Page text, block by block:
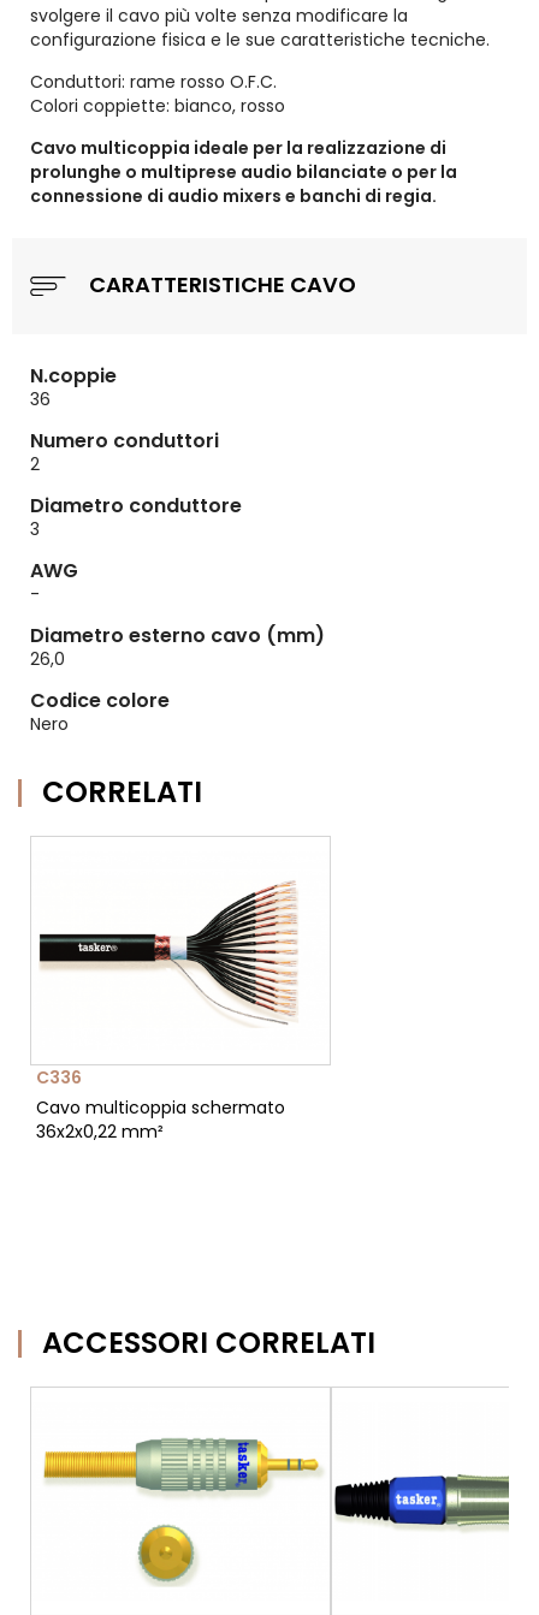
svolgere il cavo più volte senza modificare la
configurazione fisica e le sue caratteristiche tecniche.
Conduttori: rame rosso O.F.C.
Colori coppiette: bianco, rosso
Cavo multicoppia ideale per la realizzazione di
prolunghe o multiprese audio bilanciate o per la
connessione di audio mixers e banchi di regia.
CARATTERISTICHE CAVO
N.coppie
36
Numero conduttori
2
Diametro conduttore
3
AWG
-
Diametro esterno cavo (mm)
26,0
Codice colore
Nero
CORRELATI
C336
Cavo multicoppia schermato
36x2x0,22 mm²
ACCESSORI CORRELATI